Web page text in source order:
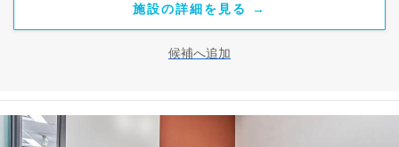
施設の詳細を見る →
候補へ追加